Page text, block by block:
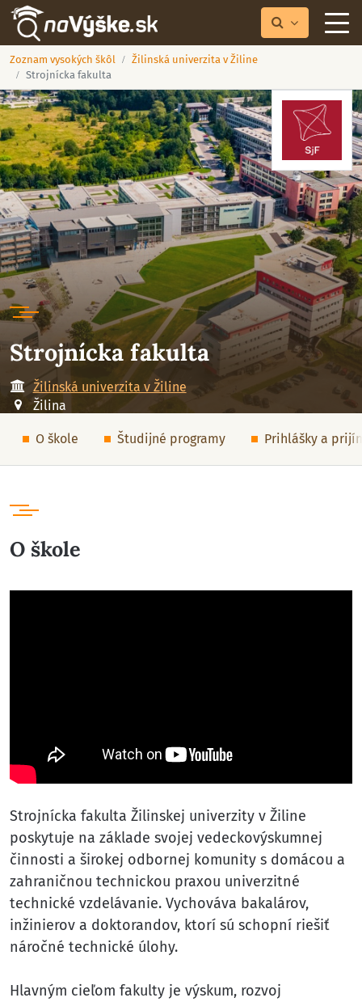
Zoznam vysokých škôl
Žilinská univerzita v Žiline
Strojnícka fakulta
Strojnícka fakulta
Žilinská univerzita v Žiline
Žilina
O škole Študijné programy Prihlášky a
O škole
Strojnícka fakulta Žilinskej univerzity v Žiline
poskytuje na základe svojej vedeckovýskumnej
činnosti a širokej odbornej komunity s domácou a
zahraničnou technickou praxou univerzitné
technické vzdelávanie. Vychováva bakalárov,
inžinierov a doktorandov, ktorí sú schopní riešiť
náročné technické úlohy.
Hlavným cieľom fakulty je výskum, rozvoj